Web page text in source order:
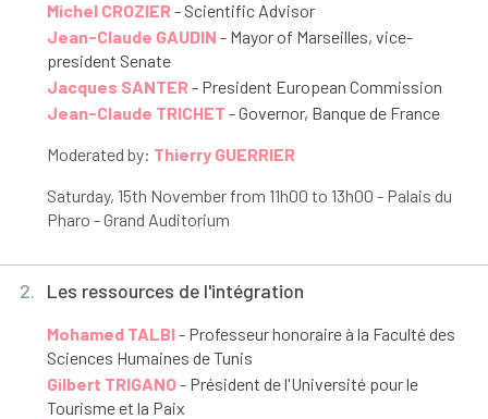
Michel CROZIER- Scientific Advisor
Jean-Claude GAUDIN - Mayor of Marseilles, vice-
president Senate
Jacques SANTER- President European Commission
Jean-Claude TRICHET - Governor, Banque de France
Moderated by: Thierry GUERRIER
Saturday, 15th November from 11h00 to 13h00 - Palais du
Pharo - Grand Auditorium
2. Les ressources de l'intégration
Mohamed TALBI- Professeur honoraire à la Faculté des
Sciences Humaines de Tunis
Gilbert TRIGANO- Président de l'Université pour le
Tourisme et la Paix